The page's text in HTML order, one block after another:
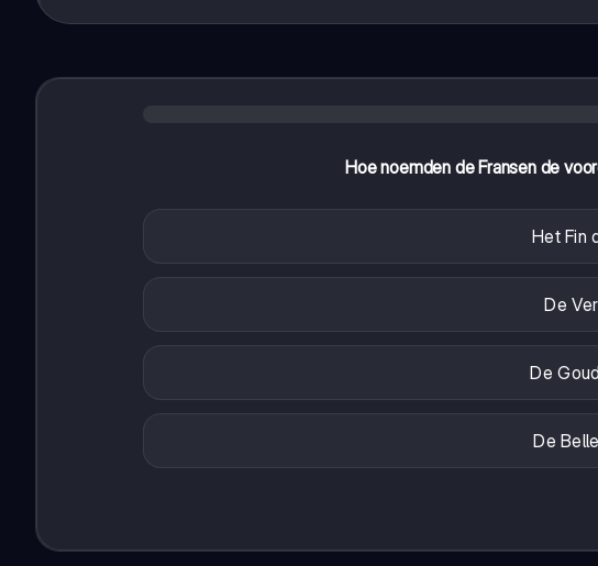
Hoe noemden de Fransen de
Het Fin
De
De
De